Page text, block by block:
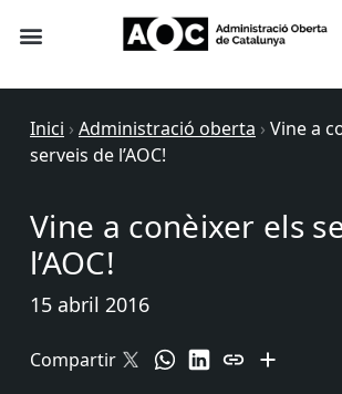
Inici › Administració oberta › Vine a
serveis de l’AOC!
Vine a conèixer els
l’AOC!
15 abril 2016
Compartir